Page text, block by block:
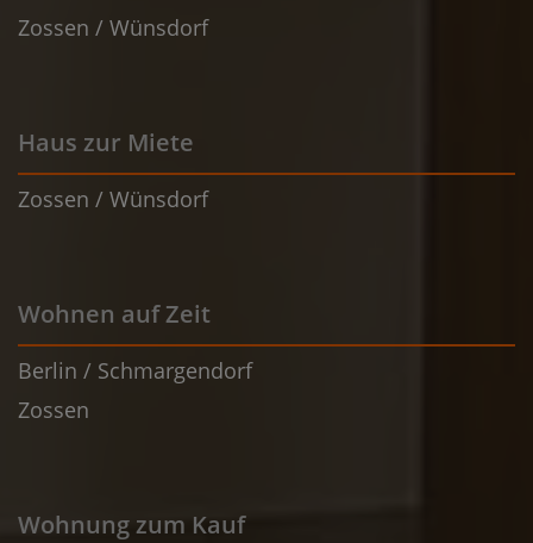
Zossen / Wünsdorf
Haus zur Miete
Zossen / Wünsdorf
Wohnen auf Zeit
Berlin / Schmargendorf
Zossen
Wohnung zum Kauf